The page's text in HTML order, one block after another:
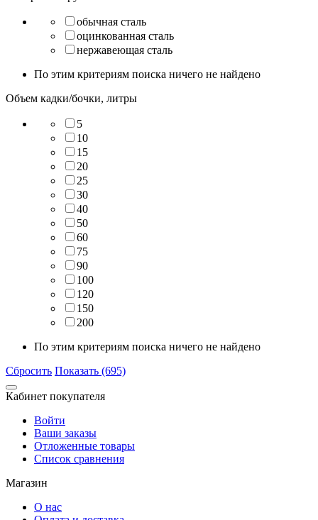
обычная сталь
оцинкованная сталь
нержавеющая сталь
По этим критериям поиска ничего не найдено
Объем кадки/бочки, литры
5
10
15
20
25
30
40
50
60
75
90
100
120
150
200
По этим критериям поиска ничего не найдено
Сбросить Показать (695)
Кабинет покупателя
Войти
Ваши заказы
Отложенные товары
Список сравнения
Магазин
О нас